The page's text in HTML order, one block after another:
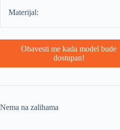
Materijal:
Obavesti me kada model bude
dostupan!
Nema na zalihama